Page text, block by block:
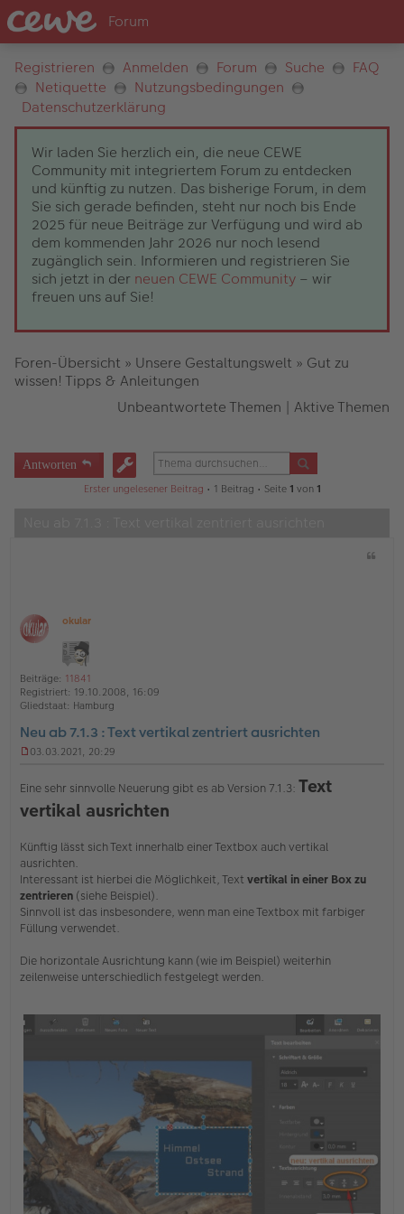
Registrieren Anmelden Forum Suche
FAQ
Netiquette
Nutzungsbedingungen
Datenschutzerklärung
Wir laden Sie herzlich ein, die neue CEWE
Community mit integriertem Forum zu entdecken
und künftig zu nutzen. Das bisherige Forum, in dem
Sie sich gerade befinden, steht nur noch bis Ende
2025 für neue Beiträge zur Verfügung und wird ab
dem kommenden Jahr 2026 nur noch lesend
zugänglich sein. Informieren und registrieren Sie
sich jetzt in der neuen CEWE Community – wir
freuen uns auf Sie!
Foren-Übersicht » Unsere Gestaltungswelt » Gut zu
wissen! Tipps & Anleitungen
Unbeantwortete Themen | Aktive Themen
Antworten
Erster ungelesener Beitrag • 1 Beitrag • Seite 1 von 1
ff
n
e
okular
Beiträge: 11841
Registriert: 19.10.2008, 16:09
Gliedstaat: Hamburg
Neu ab 7.1.3 : Text vertikal zentriert ausrichten
g
l
s
n
e
r
B
e
r
a
03.03.2021, 20:29
Eine sehr sinnvolle Neuerung gibt es ab Version 7.1.3: Text
vertikal ausrichten
Künftig lässt sich Text innerhalb einer Textbox auch vertikal
ausrichten.
Interessant ist hierbei die Möglichkeit, Text vertikal in einer Box zu
zentrieren (siehe Beispiel).
Sinnvoll ist das insbesondere, wenn man eine Textbox mit farbiger
Füllung verwendet.
Die horizontale Ausrichtung kann (wie im Beispiel) weiterhin
zeilenweise unterschiedlich festgelegt werden.